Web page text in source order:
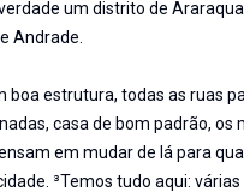
um distrito de
Andrade.
boa estrutura, todas as ruas
casa de bom padrão, os
em mudar de lá para
³Temos tudo aqui: várias